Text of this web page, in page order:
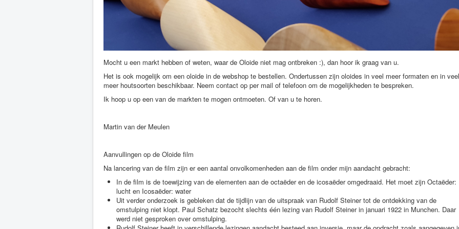
Mocht u een markt hebben of weten, waar de Oloide niet mag ontbreken :), dan hoor ik graag van u.
Het is ook mogelijk om een oloide in de webshop te bestellen. Ondertussen zijn oloides in veel meer formaten en in veel
meer houtsoorten beschikbaar. Neem contact op per mail of telefoon om de mogelijkheden te bespreken.
Ik hoop u op een van de markten te mogen ontmoeten. Of van u te horen.
Martin van der Meulen
Aanvullingen op de Oloide film
Na lancering van de film zijn er een aantal onvolkomenheden aan de film onder mijn aandacht gebracht:
In de film is de toewijzing van de elementen aan de octaëder en de icosaëder omgedraaid. Het moet zijn Octaëder:
lucht en Icosaëder: water
Uit verder onderzoek is gebleken dat de tijdlijn van de uitspraak van Rudolf Steiner tot de ontdekking van de
omstulping niet klopt. Paul Schatz bezocht slechts één lezing van Rudolf Steiner in januari 1922 in Munchen. Daar
werd niet gesproken over omstulping.